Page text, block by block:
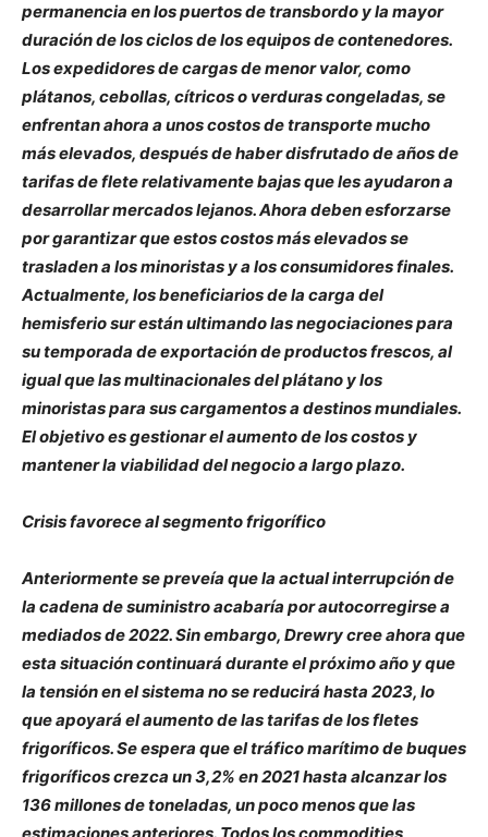
permanencia en los puertos de transbordo y la mayor
duración de los ciclos de los equipos de contenedores.
Los expedidores de cargas de menor valor, como
plátanos, cebollas, cítricos o verduras congeladas, se
enfrentan ahora a unos costos de transporte mucho
más elevados, después de haber disfrutado de años de
tarifas de flete relativamente bajas que les ayudaron a
desarrollar mercados lejanos. Ahora deben esforzarse
por garantizar que estos costos más elevados se
trasladen a los minoristas y a los consumidores finales.
Actualmente, los beneficiarios de la carga del
hemisferio sur están ultimando las negociaciones para
su temporada de exportación de productos frescos, al
igual que las multinacionales del plátano y los
minoristas para sus cargamentos a destinos mundiales.
El objetivo es gestionar el aumento de los costos y
mantener la viabilidad del negocio a largo plazo.
Crisis favorece al segmento frigorífico
Anteriormente se preveía que la actual interrupción de
la cadena de suministro acabaría por autocorregirse a
mediados de 2022. Sin embargo, Drewry cree ahora que
esta situación continuará durante el próximo año y que
la tensión en el sistema no se reducirá hasta 2023, lo
que apoyará el aumento de las tarifas de los fletes
frigoríficos. Se espera que el tráfico marítimo de buques
frigoríficos crezca un 3,2% en 2021 hasta alcanzar los
136 millones de toneladas, un poco menos que las